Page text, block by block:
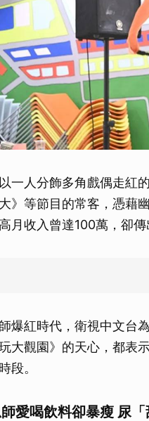
一人分飾多角戲偶走紅
》等節目的常客，憑藉
月收入曾達100萬，卻
爆紅時代，衛視中文台
玩大觀園》的天心，都
段。
愛喝飲料卻暴瘦 尿